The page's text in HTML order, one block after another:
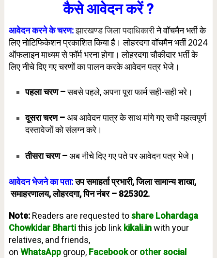
कैसे आवेदन करें ?
आवेदन करने के चरण:झारखण्ड जिला पदाधिकारीने वॉचमैन भर्ती के
लिए नोटिफिकेशन प्रकाशित किया है। लोहरदगा वॉचमैन भर्ती 2024
ऑफलाइन माध्यम से फॉर्म भरना होगा। लोहरदगा चौकीदार भर्ती के
लिए नीचे दिए गए चरणों का पालन करके आवेदन पत्र भेजे।
पहला चरण –सबसे पहले, अपना पूरा फार्म सही-सही भरे।
दूसरा चरण –अब आवेदन पात्र के साथ मांगे गए सभी महत्वपूर्ण
दस्तावेजों को संलग्न करे।
तीसरा चरण –अब नीचे दिए गए पते पर आवेदन पत्र भेजे।
आवेदन भेजने का पता:उप समाहर्ता प्रभारी, जिला सामान्य शाखा,
समाहरणालय, लोहरदगा, पिन नंबर – 825302.
Note:Readers are requested toshare Lohardaga
Chowkidar Bhartithis job link kikali.inwith your
relatives, and friends,
on WhatsAppgroup, Facebookor other social